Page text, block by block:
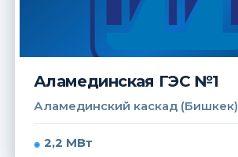
Аламединская ГЭС №1
Аламединский каскад (Бишкек)
2,2 МВт